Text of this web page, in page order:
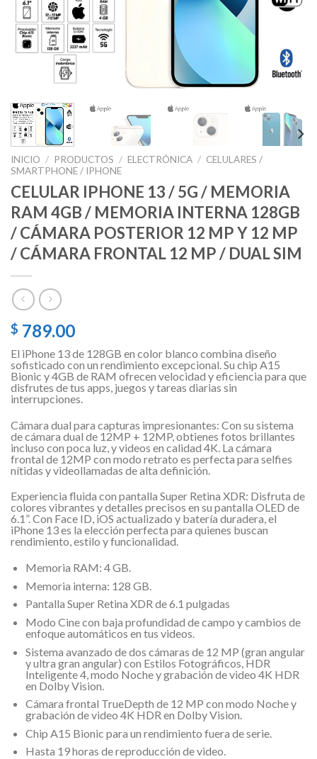
INICIO / PRODUCTOS / ELECTRÓNICA / CELULARES /
SMARTPHONE / IPHONE
CELULAR IPHONE 13 / 5G / MEMORIA
RAM 4GB / MEMORIA INTERNA 128GB
/ CÁMARA POSTERIOR 12 MP Y 12 MP
/ CÁMARA FRONTAL 12 MP / DUAL SIM
$ 789.00
El iPhone 13 de 128GB en color blanco combina diseño
sofisticado con un rendimiento excepcional. Su chip A15
Bionic y 4GB de RAM ofrecen velocidad y eficiencia para que
disfrutes de tus apps, juegos y tareas diarias sin
interrupciones.
Cámara dual para capturas impresionantes: Con su sistema
de cámara dual de 12MP + 12MP, obtienes fotos brillantes
incluso con poca luz, y videos en calidad 4K. La cámara
frontal de 12MP con modo retrato es perfecta para selfies
nítidas y videollamadas de alta definición.
Experiencia fluida con pantalla Super Retina XDR: Disfruta de
colores vibrantes y detalles precisos en su pantalla OLED de
6.1”. Con Face ID, iOS actualizado y batería duradera, el
iPhone 13 es la elección perfecta para quienes buscan
rendimiento, estilo y funcionalidad.
Memoria RAM: 4 GB.
Memoria interna: 128 GB.
Pantalla Super Retina XDR de 6.1 pulgadas
Modo Cine con baja profundidad de campo y cambios de
enfoque automáticos en tus videos.
Sistema avanzado de dos cámaras de 12 MP (gran angular
y ultra gran angular) con Estilos Fotográficos, HDR
Inteligente 4, modo Noche y grabación de video 4K HDR
en Dolby Vision.
Cámara frontal TrueDepth de 12 MP con modo Noche y
grabación de video 4K HDR en Dolby Vision.
Chip A15 Bionic para un rendimiento fuera de serie.
Hasta 19 horas de reproducción de video.